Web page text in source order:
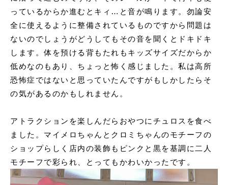
っているからか進むとキィ…と音が鳴ります。勿論安
全に使えるように整備されているものですから問題は
ないのでしょうがどうしてもその音を聞くとドキドキ
します。体を預ける背もたれもキッズサイズだからか
低めなのもあり、ちょっと怖く感じました。私は高所
恐怖症ではないと思っていたんですがもしかしたらそ
の気があるのかもしれません。
アトラクションを楽しんだらおやつにチュロスを食べ
ました。マイメロちゃんとクロミちゃんのモチーフの
ショップらしく店内の装飾もピンクと黒を基調に二人
モチーフで彩られ、とってもかわいかったです。